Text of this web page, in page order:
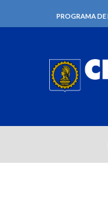
PROGRAMA